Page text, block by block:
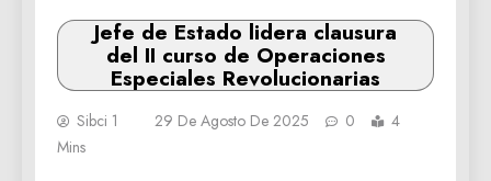
Jefe de Estado lidera clausura
del II curso de Operaciones
Especiales Revolucionarias
Sibci 1 29 De Agosto De 2025 0
4
Mins